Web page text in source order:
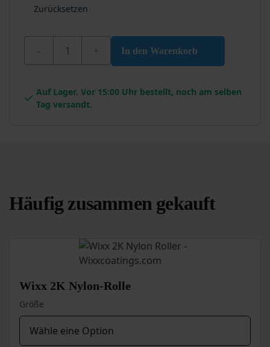
Zurücksetzen
Wixx 2K PU Decklack Menge
In den Warenkorb
Auf Lager. Vor 15:00 Uhr bestellt, noch am selben
Tag versandt.
Häufig zusammen gekauft
Wixx 2K Nylon-Rolle
Größe